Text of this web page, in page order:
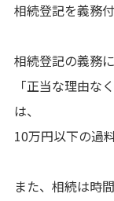
相続登記を義務
相続登記の義務
「正当な理由な
は、
10万円以下の過
また、相続は時